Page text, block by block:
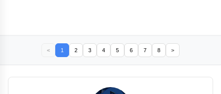
< 1 2 3 4 5 6 7 8 >